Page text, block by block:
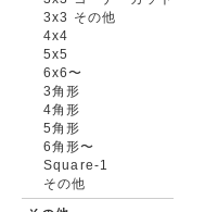
3x3 その他
4x4
5x5
6x6〜
3角形
4角形
5角形
6角形〜
Square-1
その他